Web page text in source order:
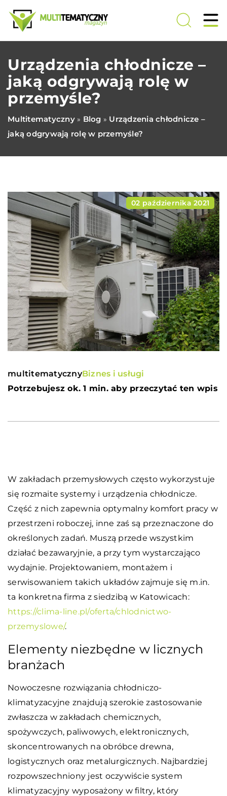
Urządzenia chłodnicze –
jaką odgrywają rolę w
przemyśle?
Multitematyczny» Blog » Urządzenia chłodnicze –
jaką odgrywają rolę w przemyśle?
02 października 2021
multitematycznyBiznes i usługi
Potrzebujesz ok. 1 min. aby przeczytać ten wpis
W zakładach przemysłowych często wykorzystuje
się rozmaite systemy i urządzenia chłodnicze.
Część z nich zapewnia optymalny komfort pracy w
przestrzeni roboczej, inne zaś są przeznaczone do
określonych zadań. Muszą przede wszystkim
działać bezawaryjnie, a przy tym wystarczająco
wydajnie. Projektowaniem, montażem i
serwisowaniem takich układów zajmuje się m.in.
ta konkretna firma z siedzibą w Katowicach:
https://clima-line.pl/oferta/chlodnictwo-
przemyslowe/.
Elementy niezbędne w licznych
branżach
Nowoczesne rozwiązania chłodniczo-
klimatyzacyjne znajdują szerokie zastosowanie
zwłaszcza w zakładach chemicznych,
spożywczych, paliwowych, elektronicznych,
skoncentrowanych na obróbce drewna,
logistycznych oraz metalurgicznych. Najbardziej
rozpowszechniony jest oczywiście system
klimatyzacyjny wyposażony w filtry, który